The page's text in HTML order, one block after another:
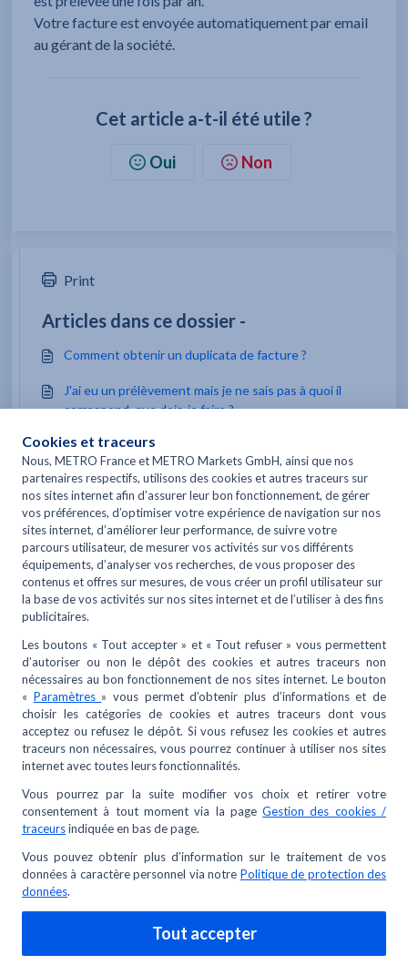
Votre facture est envoyée automatiquement par email
au gérant de la société.
Cet article a-t-il été utile ?
Oui Non
Print
Articles dans ce dossier -
Comment obtenir un duplicata de facture ?
J'ai eu un prélèvement mais je ne sais pas à quoi il
correspond. que dois-je faire ?
Vous pourriez être intéressé par -
J'ai eu un prélèvement mais je ne sais pas à quoi il
correspond. que dois-je faire ?
Quelles sont les conditions de retour des produits
achetés en Halle ?
Je suis apprenti, ai-je droit à la carte METRO ?